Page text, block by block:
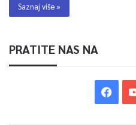
Saznaj više »
PRATITE NAS NA